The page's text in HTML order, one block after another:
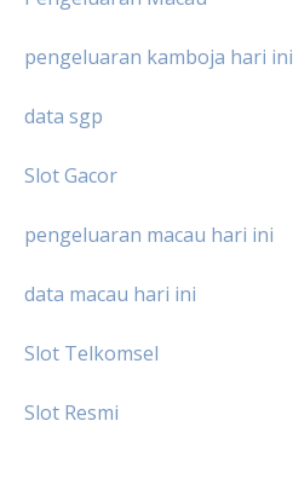
pengeluaran kamboja hari ini
data sgp
Slot Gacor
pengeluaran macau hari ini
data macau hari ini
Slot Telkomsel
Slot Resmi